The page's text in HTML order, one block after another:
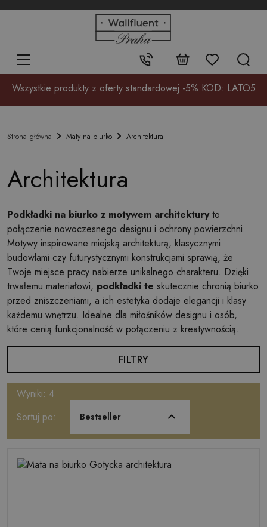
Kontakt:
+48
17
Wszystkie produkty z oferty standardowej -5% KOD: LATO5
Strona główna Maty na biurko Architektura
Architektura
Podkładki na biurko z motywem architekturyto
połączenie nowoczesnego designu i ochrony powierzchni.
Motywy inspirowane miejską architekturą, klasycznymi
budowlami czy futurystycznymi konstrukcjami sprawią, że
Twoje miejsce pracy nabierze unikalnego charakteru. Dzięki
trwałemu materiałowi, podkładki te skutecznie chronią biurko
przed zniszczeniami, a ich estetyka dodaje elegancji i klasy
każdemu wnętrzu. Idealne dla miłośników designu i osób,
które cenią funkcjonalność w połączeniu z kreatywnością.
FILTRY
Wyniki: 4
Sortuj po:
Bestseller